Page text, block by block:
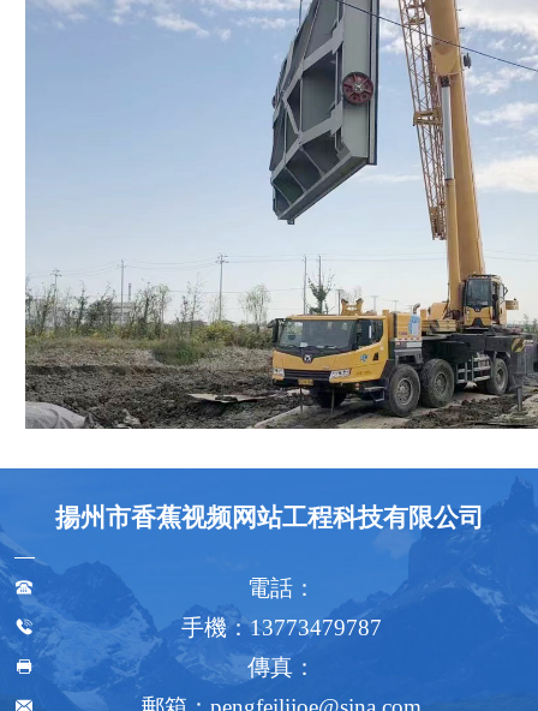
揚州市香蕉视频网站工程科技有限公司
 電話：
 手機：13773479787
 傳真：
